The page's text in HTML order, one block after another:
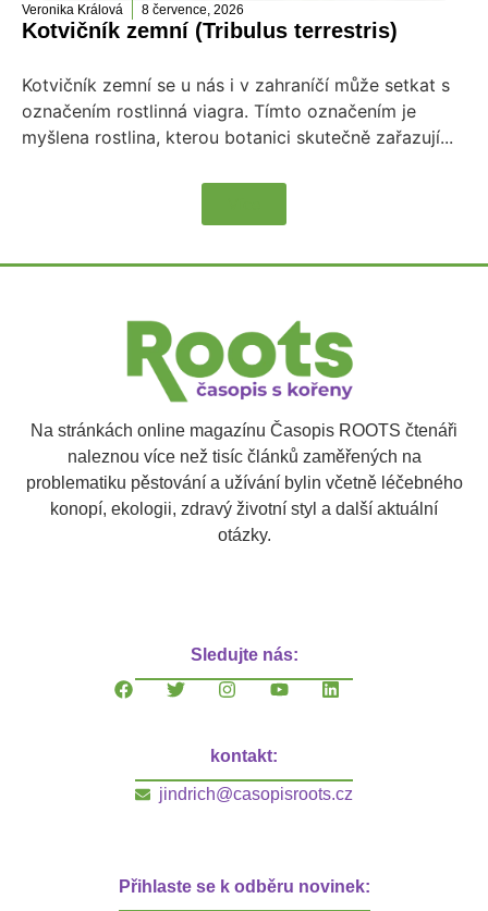
Veronika Králová 8 července, 2026
Kotvičník zemní (Tribulus terrestris)
Kotvičník zemní se u nás i v zahraníčí může setkat s
označením rostlinná viagra. Tímto označením je
myšlena rostlina, kterou botanici skutečně zařazují...
Na stránkách online magazínu Časopis ROOTS čtenáři
naleznou více než tisíc článků zaměřených na
problematiku pěstování a užívání bylin včetně léčebného
konopí, ekologii, zdravý životní styl a další aktuální
otázky.
Sledujte nás:
kontakt:
jindrich@casopisroots.cz
Přihlaste se k odběru novinek: